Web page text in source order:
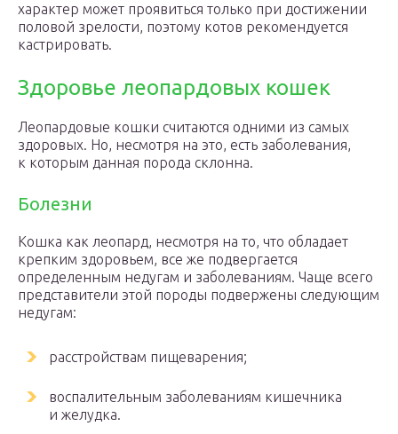
характер может проявиться только при достижении
половой зрелости, поэтому котов рекомендуется
кастрировать.
Здоровье леопардовых кошек
Леопардовые кошки считаются одними из самых
здоровых. Но, несмотря на это, есть заболевания,
к которым данная порода склонна.
Болезни
Кошка как леопард, несмотря на то, что обладает
крепким здоровьем, все же подвергается
определенным недугам и заболеваниям. Чаще всего
представители этой породы подвержены следующим
недугам:
расстройствам пищеварения;
воспалительным заболеваниям кишечника
и желудка.